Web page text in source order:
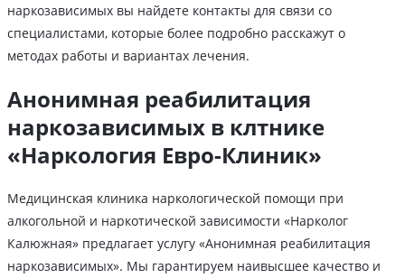
наркозависимых вы найдете контакты для связи со
специалистами, которые более подробно расскажут о
методах работы и вариантах лечения.
Анонимная реабилитация
наркозависимых в клтнике
«Наркология Евро-Клиник»
Медицинская клиника наркологической помощи при
алкогольной и наркотической зависимости «Нарколог
Калюжная» предлагает услугу «Анонимная реабилитация
наркозависимых». Мы гарантируем наивысшее качество и